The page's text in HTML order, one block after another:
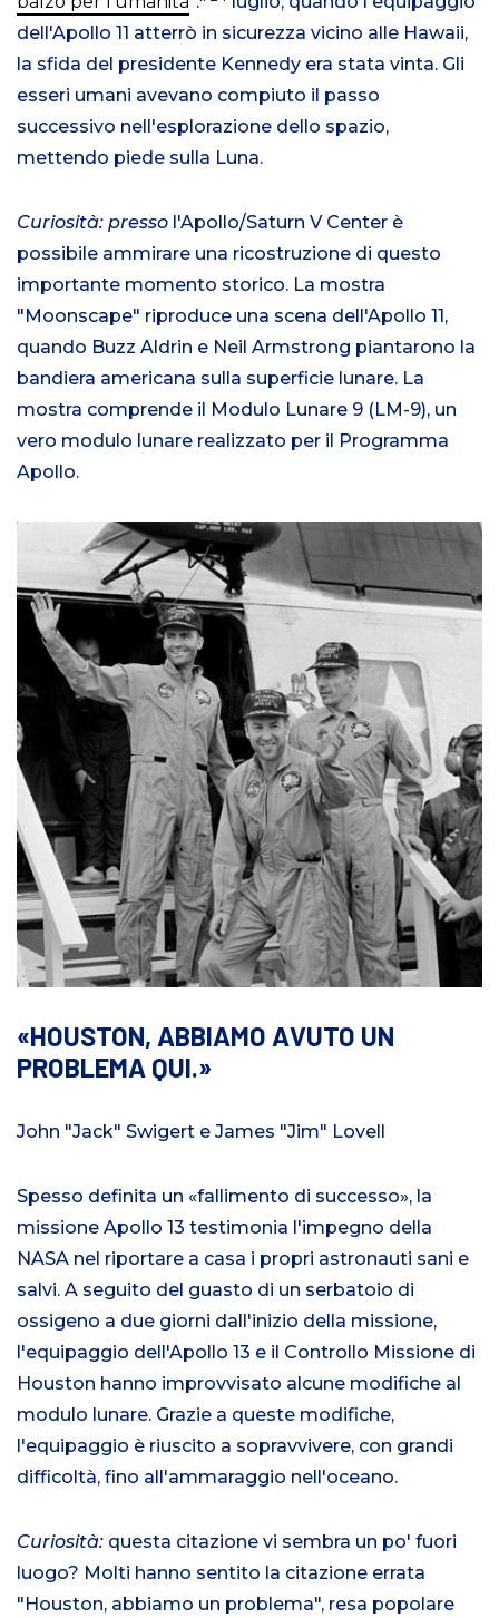
dell'Apollo 11 atterrò in sicurezza vicino alle Hawaii,
la sfida del presidente Kennedy era stata vinta. Gli
esseri umani avevano compiuto il passo
successivo nell'esplorazione dello spazio,
mettendo piede sulla Luna.
Curiosità: presso l'Apollo/Saturn V Center è
possibile ammirare una ricostruzione di questo
importante momento storico. La mostra
"Moonscape" riproduce una scena dell'Apollo 11,
quando Buzz Aldrin e Neil Armstrong piantarono la
bandiera americana sulla superficie lunare. La
mostra comprende il Modulo Lunare 9 (LM-9), un
vero modulo lunare realizzato per il Programma
Apollo.
HOUSTON, ABBIAMO AVUTO UN
PROBLEMA QUI.
John "Jack" Swigert e James "Jim" Lovell
Spesso definita un «fallimento di successo», la
missione Apollo 13 testimonia l'impegno della
NASA nel riportare a casa i propri astronauti sani e
salvi. A seguito del guasto di un serbatoio di
ossigeno a due giorni dall'inizio della missione,
l'equipaggio dell'Apollo 13 e il Controllo Missione di
Houston hanno improvvisato alcune modifiche al
modulo lunare. Grazie a queste modifiche,
l'equipaggio è riuscito a sopravvivere, con grandi
difficoltà, fino all'ammaraggio nell'oceano.
Curiosità: questa citazione vi sembra un po' fuori
luogo? Molti hanno sentito la citazione errata
"Houston, abbiamo un problema", resa popolare